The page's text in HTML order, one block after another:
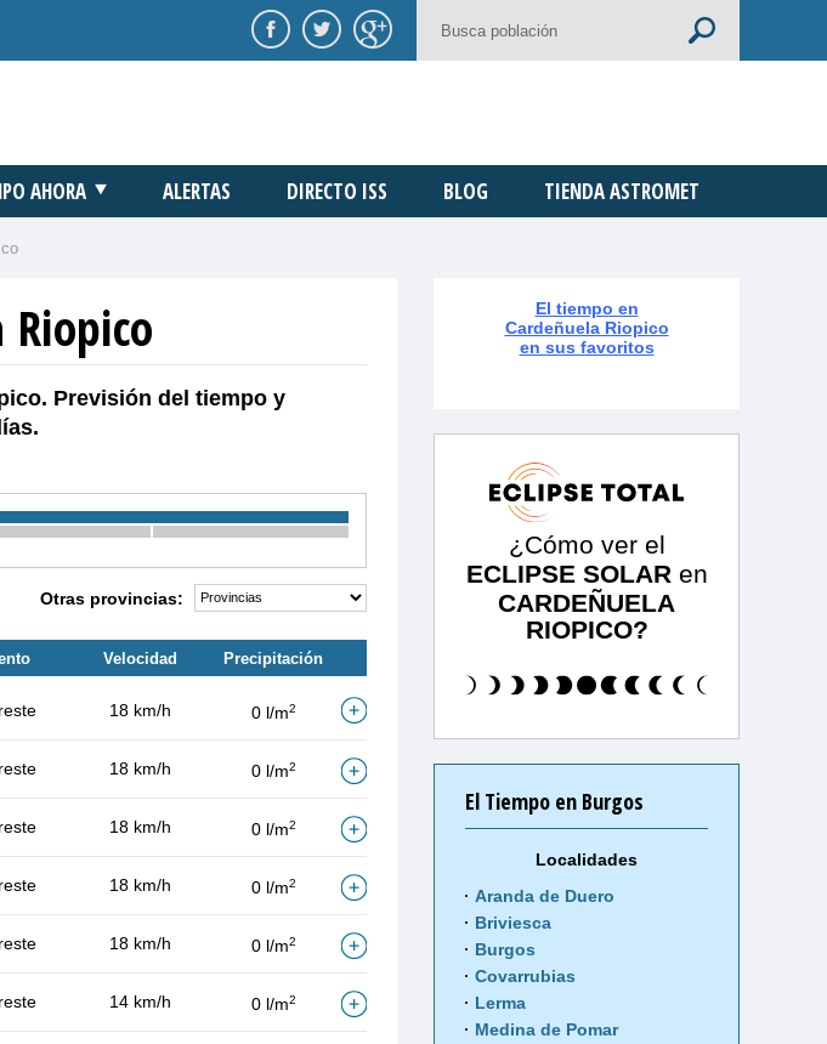
AHORA ALERTAS DIRECTO ISS BLOG TIENDA ASTROMET
Previsión del tiempo y
Otras provincias:
Velocidad Precipitación
18 km/h 0 l/m2
18 km/h 0 l/m2
18 km/h 0 l/m2
18 km/h 0 l/m2
18 km/h 0 l/m2
14 km/h 0 l/m2
El tiempo en
Cardeñuela Riopico
en sus favoritos
¿Cómo ver el
ECLIPSE SOLAR en
CARDEÑUELA
RIOPICO?
El Tiempo en Burgos
Localidades
Aranda de Duero
Briviesca
Burgos
Covarrubias
Lerma
Medina de Pomar